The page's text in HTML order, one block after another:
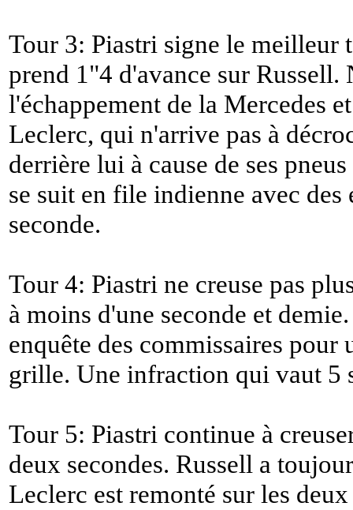
Tour 3: Piastri signe le meilleur
prend 1"4 d'avance sur Russell.
l'échappement de la Mercedes
Leclerc, qui n'arrive pas à
derrière lui à cause de ses
se suit en file indienne avec des
seconde.
Tour 4: Piastri ne creuse pas
à moins d'une seconde et
enquête des commissaires
grille. Une infraction qui vaut 5
Tour 5: Piastri continue à
deux secondes. Russell a
Leclerc est remonté sur les